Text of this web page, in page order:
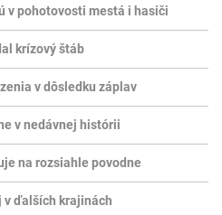
v pohotovosti mestá i hasiči
krízový štáb
v dôsledku záplav
v nedávnej histórii
na rozsiahle povodne
v ďalších krajinách